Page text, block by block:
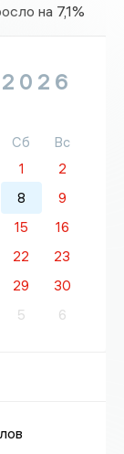
на 7,1%
2026
Сб
Вс
1
2
8
9
15
16
22
23
29
30
5 6